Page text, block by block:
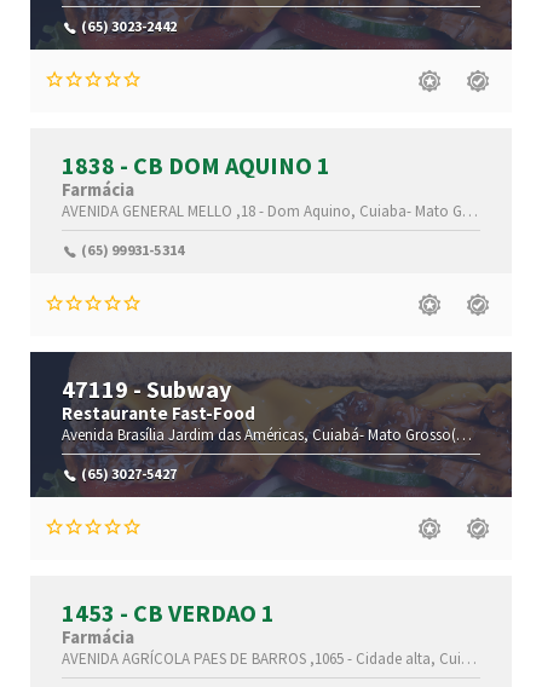
(65) 3023-2442
1838 - CB DOM AQUINO 1
Farmácia
AVENIDA GENERAL MELLO ,18 - Dom Aquino, Cuiaba- Mato Grosso(MT)
(65) 99931-5314
47119 - Subway
Restaurante Fast-Food
Avenida Brasília Jardim das Américas,Cuiabá-Mato Grosso(MT) ,78060-
(65) 3027-5427
1453 - CB VERDAO 1
Farmácia
AVENIDA AGRÍCOLA PAES DE BARROS ,1065 - Cidade alta, Cuiaba-